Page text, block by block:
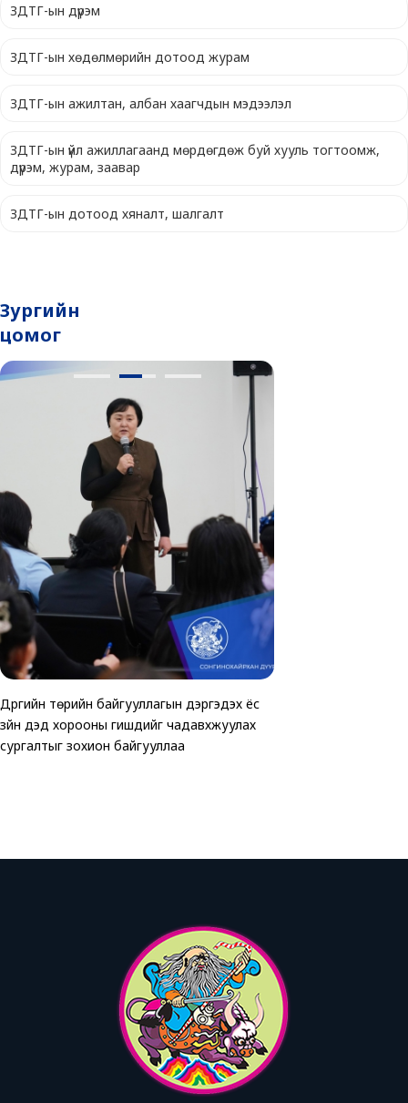
ЗДТГ-ын дүрэм
ЗДТГ-ын хөдөлмөрийн дотоод журам
ЗДТГ-ын aжилтан, албан хаагчдын мэдээлэл
ЗДТГ-ын үйл ажиллагаанд мөрдөгдөж буй хууль тогтоомж,
дүрэм, журам, заавар
ЗДТГ-ын дотоод хяналт, шалгалт
Зургийн
цомог
Дүүргийн төрийн байгууллагын дэргэдэх ёс
зүйн дэд хорооны гишүүдийг чадавхжуулах
сургалтыг зохион байгууллаа